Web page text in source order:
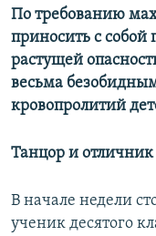
По требованию
приносить с собой
растущей
весьма
кровопролитий
Танцор и
В начале недели
ученик десятого